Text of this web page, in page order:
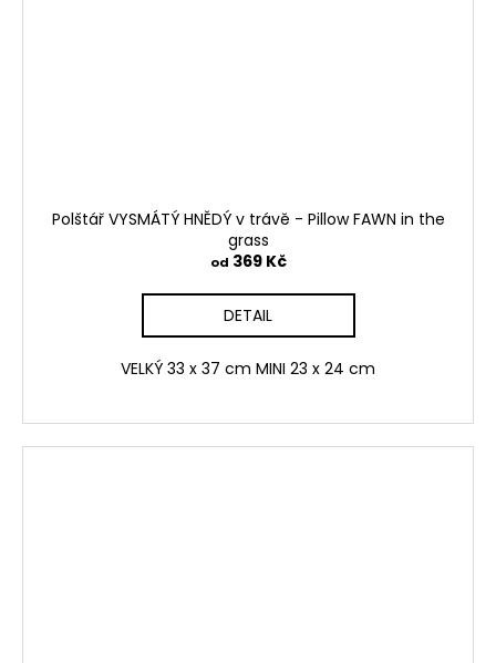
Polštář VYSMÁTÝ HNĚDÝ v trávě - Pillow FAWN in the
grass
od 369 Kč
DETAIL
VELKÝ 33 x 37 cm MINI 23 x 24 cm